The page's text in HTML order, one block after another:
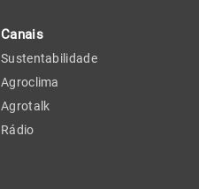
Canais
Sustentabilidade
Agroclima
Agrotalk
Rádio